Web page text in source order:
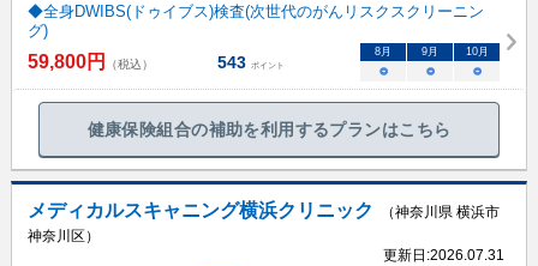
◆全身DWIBS(ドゥイブス)検査(次世代のがんリスクスクリーニン
グ)
59,800円 （税込） 543 ポイント
8 月 9 月 10月
○ ○ ○
健康保険組合の補助を利用するプランはこちら
メディカルスキャニング横浜クリニック
（神奈川県 横浜市
神奈川区）
更新日:2026.07.31